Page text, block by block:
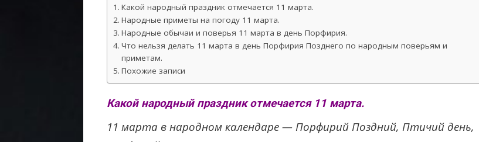
Какой народный праздник отмечается 11 марта.
Народные приметы на погоду 11 марта.
Народные обычаи и поверья 11 марта в день Порфирия.
Что нельзя делать 11 марта в день Порфирия Позднего по народным поверьям и
приметам.
Похожие записи
Какой народный праздник отмечается 11 марта.
11 марта в народном календаре — Порфирий Поздний, Птичий день,